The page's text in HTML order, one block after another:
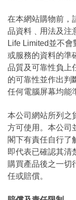
在本網站購物前，
品資料﹑用法及注
Life Limited並不
或服務的資料的準
品質及可靠性負上
的可靠性並作出判
任何電腦屏幕均能
本公司網站所列之
方可使用。本公司
閣下有責任自行了
即代表已確認其清
購買產品後之一切
任或賠償。